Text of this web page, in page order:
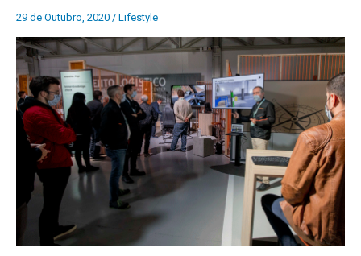
29 de Outubro, 2020 / Lifestyle